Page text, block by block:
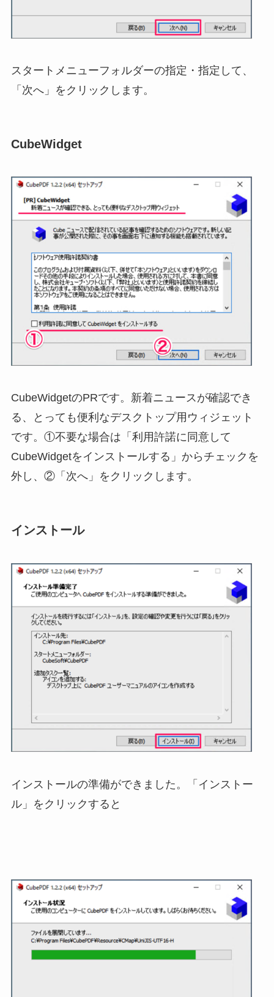
スタートメニューフォルダーの指定・指定して、
「次へ」をクリックします。
CubeWidget
CubeWidgetのPRです。新着ニュースが確認でき
る、とっても便利なデスクトップ用ウィジェット
です。①不要な場合は「利用許諾に同意して
CubeWidgetをインストールする」からチェックを
外し、②「次へ」をクリックします。
インストール
インストールの準備ができました。「インストー
ル」をクリックすると